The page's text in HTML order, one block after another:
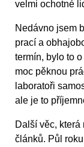
velmi ochotné
Nedávno jsem
prací a
termín, bylo to
moc pěknou
laboratoři
ale je to
Další věc,
článků. Půl